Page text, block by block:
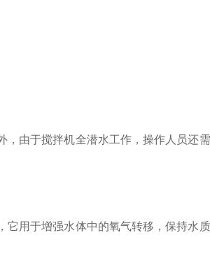
由于搅拌机全潜水工作，操作人员还
用于增强水体中的氧气转移，保持水